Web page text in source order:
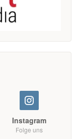
Instagram
Folge uns